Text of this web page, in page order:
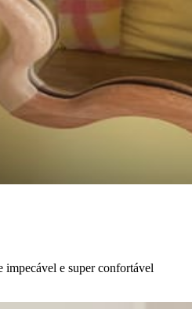
impecável e super confortável